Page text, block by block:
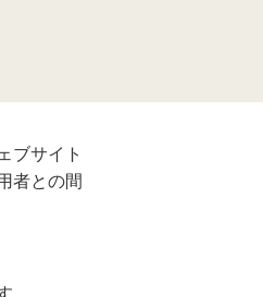
ブサイト
者との間